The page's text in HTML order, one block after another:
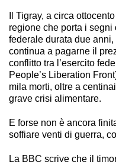
Il Tigray, a circa
regione che porta i
federale durata due
continua a pagarne il
conflitto tra l’esercito
People’s Liberation
mila morti, oltre a
grave crisi alimentare.
E forse non è ancora
soffiare venti di guerra,
La BBC scrive che il